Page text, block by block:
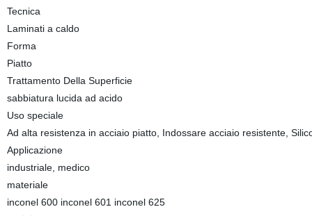
Tecnica
Laminati a caldo
Forma
Piatto
Trattamento Della Superficie
sabbiatura lucida ad acido
Uso speciale
Ad alta resistenza in acciaio piatto, Indossare acciaio resistente,
Applicazione
industriale, medico
materiale
inconel 600 inconel 601 inconel 625